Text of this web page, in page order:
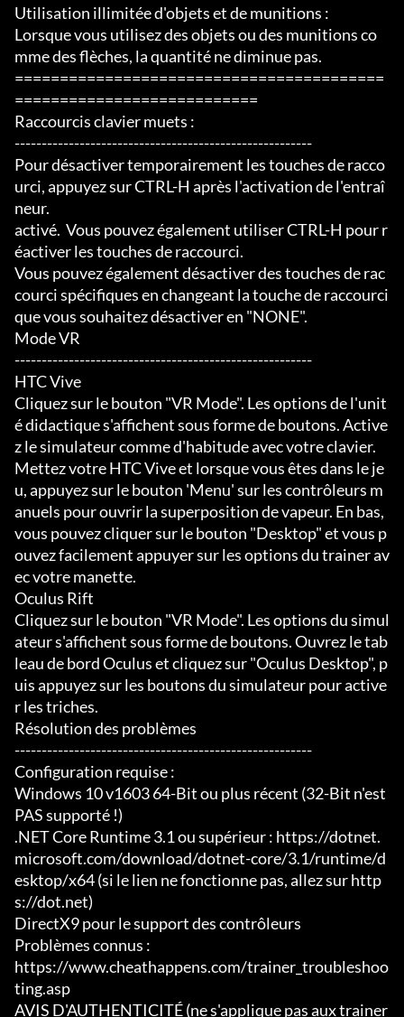
Utilisation illimitée d'objets et de munitions :
Lorsque vous utilisez des objets ou des munitions co
mme des flèches, la quantité ne diminue pas.
=========================================
===========================
Raccourcis clavier muets :
-------------------------------------------------------
Pour désactiver temporairement les touches de racco
urci, appuyez sur CTRL-H après l'activation de l'entraî
neur.
activé.  Vous pouvez également utiliser CTRL-H pour r
éactiver les touches de raccourci.
Vous pouvez également désactiver des touches de rac
courci spécifiques en changeant la touche de raccourci
que vous souhaitez désactiver en "NONE".
Mode VR
-------------------------------------------------------
HTC Vive
Cliquez sur le bouton "VR Mode". Les options de l'unit
é didactique s'affichent sous forme de boutons. Active
z le simulateur comme d'habitude avec votre clavier.
Mettez votre HTC Vive et lorsque vous êtes dans le je
u, appuyez sur le bouton 'Menu' sur les contrôleurs m
anuels pour ouvrir la superposition de vapeur. En bas,
vous pouvez cliquer sur le bouton "Desktop" et vous p
ouvez facilement appuyer sur les options du trainer av
ec votre manette.
Oculus Rift
Cliquez sur le bouton "VR Mode". Les options du simul
ateur s'affichent sous forme de boutons. Ouvrez le tab
leau de bord Oculus et cliquez sur "Oculus Desktop", p
uis appuyez sur les boutons du simulateur pour active
r les triches.
Résolution des problèmes
-------------------------------------------------------
Configuration requise :
Windows 10 v1603 64-Bit ou plus récent (32-Bit n'est
PAS supporté !)
.NET Core Runtime 3.1 ou supérieur : https://dotnet.
microsoft.com/download/dotnet-core/3.1/runtime/d
esktop/x64 (si le lien ne fonctionne pas, allez sur http
s://dot.net)
DirectX9 pour le support des contrôleurs
Problèmes connus :
https://www.cheathappens.com/trainer_troubleshoo
ting.asp
AVIS D'AUTHENTICITÉ (ne s'applique pas aux trainer